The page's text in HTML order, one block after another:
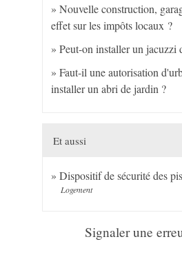
Nouvelle construction,
effet sur les impôts locaux ?
Peut-on installer un jacuzzi
Faut-il une autorisation
installer un abri de jardin ?
Et aussi
Dispositif de sécurité des
Logement
Signaler une